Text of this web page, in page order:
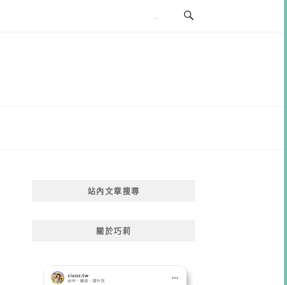
站內文章搜尋
關於巧莉